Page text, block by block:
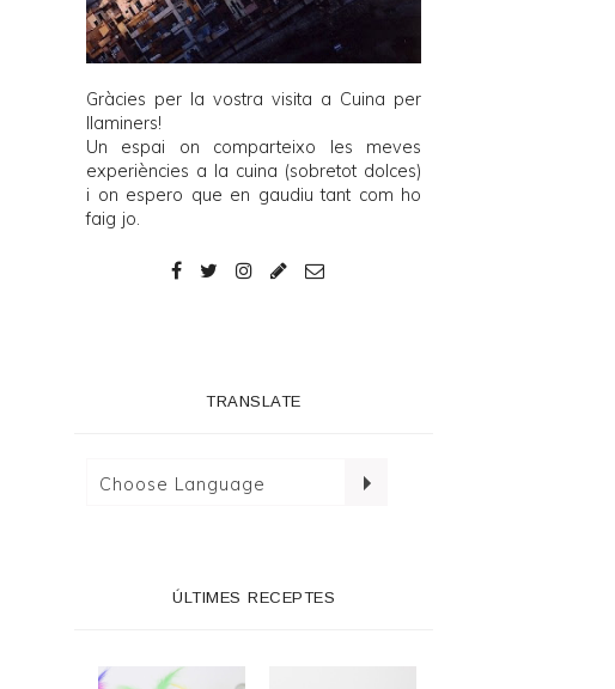
Gràcies per la vostra visita a Cuina per
llaminers!
Un espai on comparteixo les meves
experiències a la cuina (sobretot dolces)
i on espero que en gaudiu tant com ho
faig jo.
TRANSLATE
ÚLTIMES RECEPTES